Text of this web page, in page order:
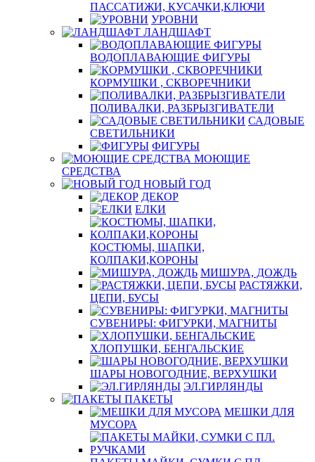
ПАССАТИЖИ, КУСАЧКИ,КЛЮЧИ
УРОВНИ
ЛАНДШАФТ
ВОДОПЛАВАЮЩИЕ ФИГУРЫ
КОРМУШКИ , СКВОРЕЧНИКИ
ПОЛИВАЛКИ, РАЗБРЫЗГИВАТЕЛИ
САДОВЫЕ
СВЕТИЛЬНИКИ
ФИГУРЫ
МОЮЩИЕ
СРЕДСТВА
НОВЫЙ ГОД
ДЕКОР
ЕЛКИ
КОСТЮМЫ, ШАПКИ,
КОЛПАКИ,КОРОНЫ
МИШУРА, ДОЖДЬ
РАСТЯЖКИ,
ЦЕПИ, БУСЫ
СУВЕНИРЫ: ФИГУРКИ, МАГНИТЫ
ХЛОПУШКИ, БЕНГАЛЬСКИЕ
ШАРЫ НОВОГОДНИЕ, ВЕРХУШКИ
ЭЛ.ГИРЛЯНДЫ
ПАКЕТЫ
МЕШКИ ДЛЯ
МУСОРА